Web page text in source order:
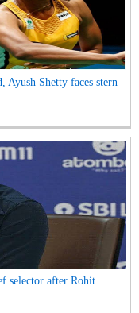
Ayush Shetty faces stern
selector after Rohit